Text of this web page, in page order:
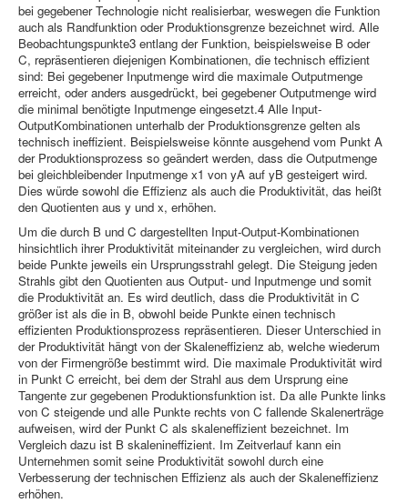
bei gegebener Technologie nicht realisierbar, weswegen die Funktion
auch als Randfunktion oder Produktionsgrenze bezeichnet wird. Alle
Beobachtungspunkte3 entlang der Funktion, beispielsweise B oder
C, repräsentieren diejenigen Kombinationen, die technisch effizient
sind: Bei gegebener Inputmenge wird die maximale Outputmenge
erreicht, oder anders ausgedrückt, bei gegebener Outputmenge wird
die minimal benötigte Inputmenge eingesetzt.4 Alle Input-
OutputKombinationen unterhalb der Produktionsgrenze gelten als
technisch ineffizient. Beispielsweise könnte ausgehend vom Punkt A
der Produktionsprozess so geändert werden, dass die Outputmenge
bei gleichbleibender Inputmenge x1 von yA auf yB gesteigert wird.
Dies würde sowohl die Effizienz als auch die Produktivität, das heißt
den Quotienten aus y und x, erhöhen.
Um die durch B und C dargestellten Input-Output-Kombinationen
hinsichtlich ihrer Produktivität miteinander zu vergleichen, wird durch
beide Punkte jeweils ein Ursprungsstrahl gelegt. Die Steigung jeden
Strahls gibt den Quotienten aus Output- und Inputmenge und somit
die Produktivität an. Es wird deutlich, dass die Produktivität in C
größer ist als die in B, obwohl beide Punkte einen technisch
effizienten Produktionsprozess repräsentieren. Dieser Unterschied in
der Produktivität hängt von der Skaleneffizienz ab, welche wiederum
von der Firmengröße bestimmt wird. Die maximale Produktivität wird
in Punkt C erreicht, bei dem der Strahl aus dem Ursprung eine
Tangente zur gegebenen Produktionsfunktion ist. Da alle Punkte links
von C steigende und alle Punkte rechts von C fallende Skalenerträge
aufweisen, wird der Punkt C als skaleneffizient bezeichnet. Im
Vergleich dazu ist B skalenineffizient. Im Zeitverlauf kann ein
Unternehmen somit seine Produktivität sowohl durch eine
Verbesserung der technischen Effizienz als auch der Skaleneffizienz
erhöhen.